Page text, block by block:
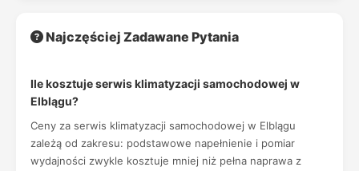
Najczęściej Zadawane Pytania
Ile kosztuje serwis klimatyzacji samochodowej w
Elblągu?
Ceny za serwis klimatyzacji samochodowej w Elblągu
zależą od zakresu: podstawowe napełnienie i pomiar
wydajności zwykle kosztuje mniej niż pełna naprawa z